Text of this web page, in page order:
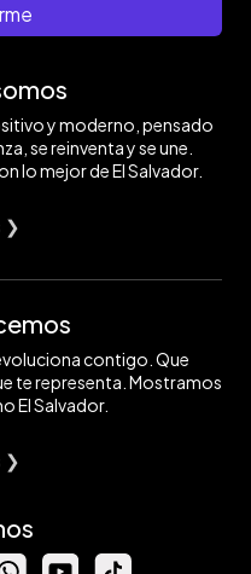
y moderno, pensado
se reinventa y se une.
lo mejor de El Salvador.
❯
contigo. Que
te representa. Mostramos
El Salvador.
❯